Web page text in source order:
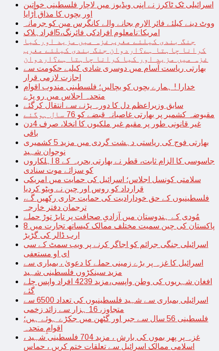
اسرائیلی ٹک ٹاکرز نے اپنی ویڈیوز میں لاچار فلسطینی خواتین
اور بچوں کا مذاق اُڑایا
ووٹ دینے کیلئے فائر الارم بجانے والے کانگرس مین کو جرمانہ
امریکا:نامعلوم افرادکی فائرنگ،5افرادہلاک
جنگ بندی کیلئے مغرب غزہ میں مزید اور کیا
کرانا چاہتا ہے؟اردوان جنگ بندی کیلئے مغرب
غزہ میں مزید اور کیا کرانا چاہتا ہے؟اردوان
بھارتی ریاست آسام میں دوسری شادی کیلیے حکومت سے
اجازت لازمی قرار
خدارا ! ہمارے بچوں کو بچالیں؛ فلسطینی مندوب اقوام
متحدہ اجلاس میں رو پڑے
سابق وزیراعظم دل کا دورہ پڑنے سے انتقال کرگئے
مقبوضہ کشمیر پر بھارتی غاصبانہ قبضے کو 76 سال ہوگئے
غیر قانونی طور پر مقیم غیر ملکیوں کا انخلا، صرف 4دن
باقی
بھارتی فوج کی ریاستی دہشت گردی میں مزید 5 کشمیری
نوجوان شہید
جاسوسی کا الزام ثابت، قطر نے بھارتی بحریہ کے 8 اہلکاروں
کو سزائے موت سنادی
سلامتی کونسل اجلاس؛ اسرائیل کی حمایت میں امریکی
قرارداد کو روس اور چین نے ویٹو کردیا
فلسطینیوں کے حق خودارادیت کی حمایت جاری رکھیں گے،
ترجمان دفتر خارجہ
مُودی کے ہندوستان میں آزادیِ صحافت پر تابڑ توڑ حملے
پاکستان کی چین سمیت مختلف ممالک کیساتھ تجارت میں 8
ارب ڈالر کی گڑبڑ
اسرائیلی جنگی جرائم کو اجاگر کرنے پر ویب سمٹ کے سی
ای او مستعفی
اسرائیل کا غزہ پر بڑے زمینی حملے کا دعویٰ ، بمباری سے
مزید سینکڑوں فلسطینی شہید
افغان شہریوں کی وطن واپسی،مزید 4239 افراد واپس چلے
گئے
اسرائیلی بمباری سے شہید فلسطینیوں کی تعداد 6500 سے
متجاوز، 16 ہزار سے زائد زخمی
فلسطینی 56 سال سے جبر اور گٹھن میں جکڑے ہوئے ہیں؛
اقوامِ متحدہ
غزہ پر پھر بموں کی بارش ، مزید 704 فلسطینی شہید ،
اسلامی ممالک اسرائیل سے تعلقات ختم کریں ، حماس